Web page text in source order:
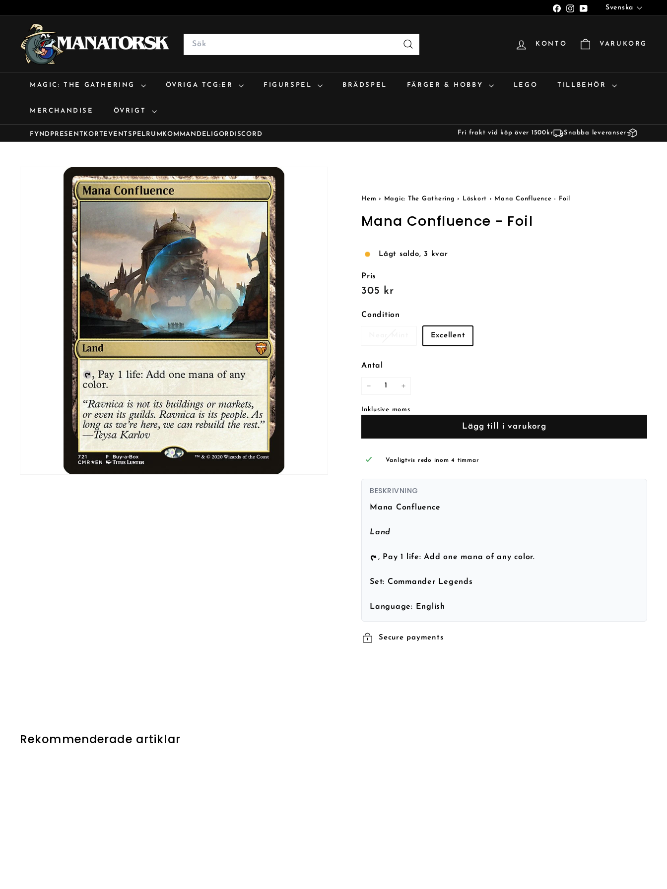
Facebook
Instagram
YouTube
Språk
Svenska
M
a
n
a
Search
Sök
KONTO VARUKORG
MAGIC: THE GATHERING ÖVRIGA TCG:ER FIGURSPEL BRÄDSPEL FÄRGER & HOBBY LEGO TILLBEHÖR
MERCHANDISE ÖVRIGT
FYND PRESENTKORT EVENTSPELRUM KOMMANDE LIGOR DISCORD Fri frakt vid köp över 1500kr Snabba leveranser
Hem › Magic: The Gathering › Löskort › Mana Confluence - Foil
Mana Confluence - Foil
Lågt saldo, 3 kvar
Pris
Reguljärt
305 kr305
Condition
Excellent
Antal
Inklusive moms
Lägg till i varukorg
Vanligtvis redo inom 4 timmar
BESKRIVNING
Mana Confluence
Land
, Pay 1 life: Add one mana of any color.
Set: Commander Legends
Language: English
Secure payments
Rekommenderade artiklar